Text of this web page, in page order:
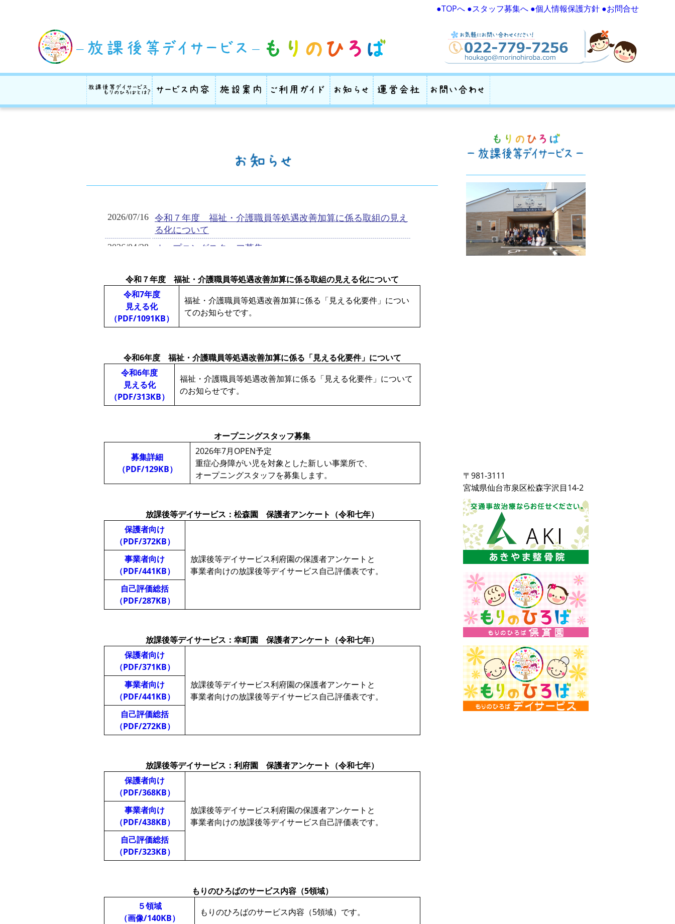
●TOPへ ●スタッフ募集へ ●個人情報保護方針 ●お問合せ
令和７年度 福祉・介護職員等処遇改善加算に係る取組の見える化について
令和7年度
見える化
（PDF/1091KB）
福祉・介護職員等処遇改善加算に係る「見える化要件」につい
てのお知らせです。
令和6年度 福祉・介護職員等処遇改善加算に係る「見える化要件」について
令和6年度
見える化
（PDF/313KB）
福祉・介護職員等処遇改善加算に係る「見える化要件」について
のお知らせです。
オープニングスタッフ募集
募集詳細
（PDF/129KB）
2026年7月OPEN予定
重症心身障がい児を対象とした新しい事業所で、
オープニングスタッフを募集します。
放課後等デイサービス：松森園 保護者アンケート（令和七年）
保護者向け
（PDF/372KB）
放課後等デイサービス利府園の保護者アンケートと
事業者向けの放課後等デイサービス自己評価表です。
事業者向け
（PDF/441KB）
自己評価総括
（PDF/287KB）
放課後等デイサービス：幸町園 保護者アンケート（令和七年）
保護者向け
（PDF/371KB）
放課後等デイサービス利府園の保護者アンケートと
事業者向けの放課後等デイサービス自己評価表です。
事業者向け
（PDF/441KB）
自己評価総括
（PDF/272KB）
放課後等デイサービス：利府園 保護者アンケート（令和七年）
保護者向け
（PDF/368KB）
放課後等デイサービス利府園の保護者アンケートと
事業者向けの放課後等デイサービス自己評価表です。
事業者向け
（PDF/438KB）
自己評価総括
（PDF/323KB）
もりのひろばのサービス内容（5領域）
５領域
（画像/140KB）
もりのひろばのサービス内容（5領域）です。
〒981-3111
宮城県仙台市泉区松森字沢目14-2